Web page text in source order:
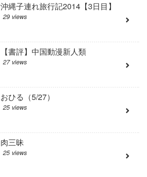
沖縄子連れ旅行記2014【3日目】
29 views
【書評】中国動漫新人類
27 views
おひる（5/27）
25 views
肉三昧
25 views